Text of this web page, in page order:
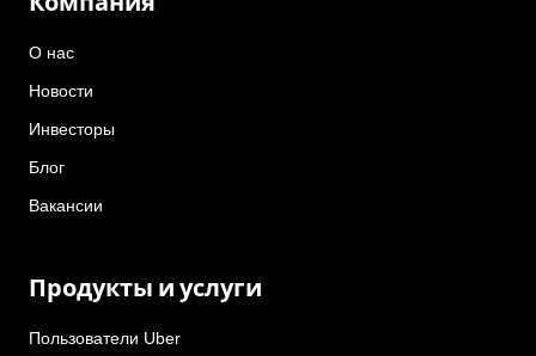
О нас
Новости
Инвесторы
Блог
Вакансии
Продукты и услуги
Пользователи Uber